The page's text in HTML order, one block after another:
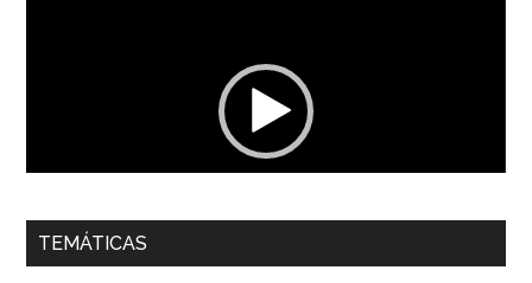
00:00 01:04
Dra. Carolina Corcho Mejía,Presidenta Corporación
TEMÁTICAS